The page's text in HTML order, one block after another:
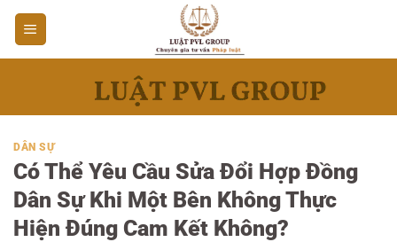
Bỏ
qua
nội
DÂN SỰ
Có Thể Yêu Cầu Sửa Đổi Hợp Đồng
Dân Sự Khi Một Bên Không Thực
Hiện Đúng Cam Kết Không?